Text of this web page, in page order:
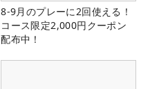
8-9月のプレーに2回使える！
コース限定2,000円クーポン
配布中！